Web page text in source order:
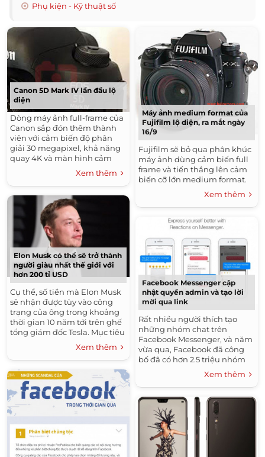
Phụ kiện - Kỹ thuật số
Canon 5D Mark IV lần đầu lộ
diện
Dòng máy ảnh full-frame của
Canon sắp đón thêm thành
viên với cảm biến độ phân
giải 30 megapixel, khả năng
quay 4K và màn hình cảm
Xem thêm
Elon Musk có thể sẽ trở thành
người giàu nhất thế giới với
hơn 200 tỉ USD
Cụ thể, số tiền mà Elon Musk
sẽ nhận được tùy vào công
trạng của ông trong khoảng
thời gian 10 năm tới trên ghế
tổng giám đốc Tesla. Mục tiêu
của ông sẽ là đưa Tesla lên
Xem thêm
Máy ảnh medium format của
Fujifilm lộ diện, ra mắt ngày
16/9
Fujifilm sẽ bỏ qua phân khúc
máy ảnh dùng cảm biến full
frame và tiến thẳng lên cảm
biến cỡ lớn medium format.
Xem thêm
Facebook Messenger cập
nhật quyền admin và tạo lời
mời qua link
Rất nhiều người thích tạo
những nhóm chat trên
Facebook Messenger, và năm
vừa qua, Facebook đã công
bố đã có hơn 2.5 triệu nhóm
chat được tạo ra mỗi ngày vào
năm trước! Có lẽ đây...
Xem thêm